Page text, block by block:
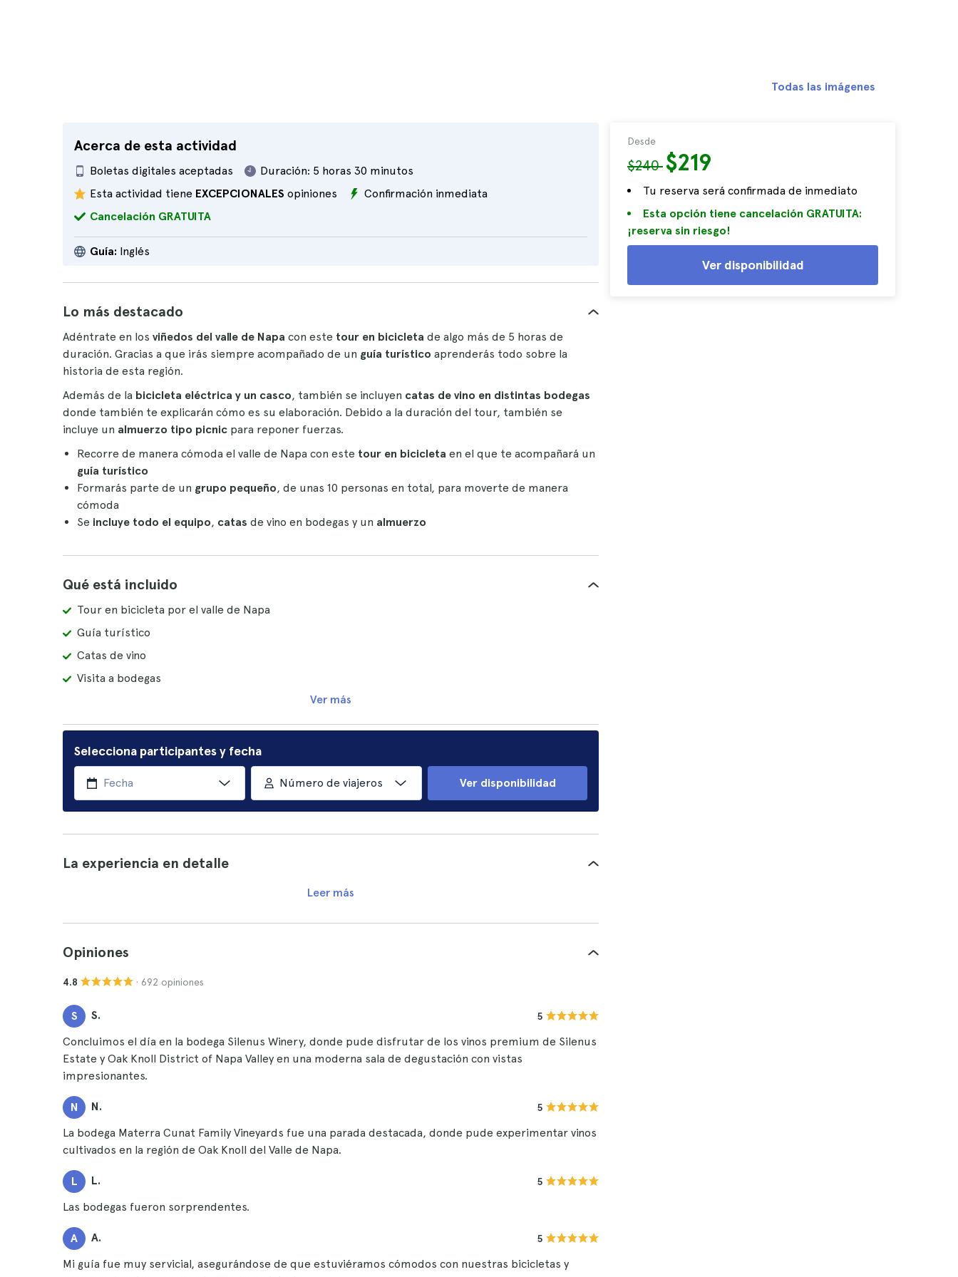
Acerca de esta actividad
Boletas digitales aceptadas Duración: 5 horas 30 minutos
Esta actividad tiene EXCEPCIONALES opiniones
Confirmación inmediata
Cancelación GRATUITA
Guía: Inglés
Desde
$240$219
Tu reserva será confirmada de inmediato
Esta opción tiene cancelación GRATUITA:
¡reserva sin riesgo!
Ver disponibilidad
Todas las imágenes
Lo más destacado
Adéntrate en los viñedos del valle de Napa con este tour en bicicleta de algo más de 5 horas de
duración. Gracias a que irás siempre acompañado de un guía turístico aprenderás todo sobre la
historia de esta región.
Además de la bicicleta eléctrica y un casco, también se incluyen catas de vino en distintas bodegas
donde también te explicarán cómo es su elaboración. Debido a la duración del tour, también se
incluye un almuerzo tipo picnic para reponer fuerzas.
Recorre de manera cómoda el valle de Napa con este tour en bicicleta en el que te acompañará un
guía turístico
Formarás parte de un grupo pequeño, de unas 10 personas en total, para moverte de manera
cómoda
Se incluye todo el equipo, catas de vino en bodegas y un almuerzo
Qué está incluido
Tour en bicicleta por el valle de Napa
Guía turístico
Catas de vino
Visita a bodegas
Ver más
Selecciona participantes y fecha
Número de viajeros Ver disponibilidad
La experiencia en detalle
Leer más
Opiniones
4.8 · 692 opiniones
S S. 5
Concluimos el día en la bodega Silenus Winery, donde pude disfrutar de los vinos premium de Silenus
Estate y Oak Knoll District of Napa Valley en una moderna sala de degustación con vistas
impresionantes.
N N. 5
La bodega Materra Cunat Family Vineyards fue una parada destacada, donde pude experimentar vinos
cultivados en la región de Oak Knoll del Valle de Napa.
L L. 5
Las bodegas fueron sorprendentes.
A A. 5
Mi guía fue muy servicial, asegurándose de que estuviéramos cómodos con nuestras bicicletas y